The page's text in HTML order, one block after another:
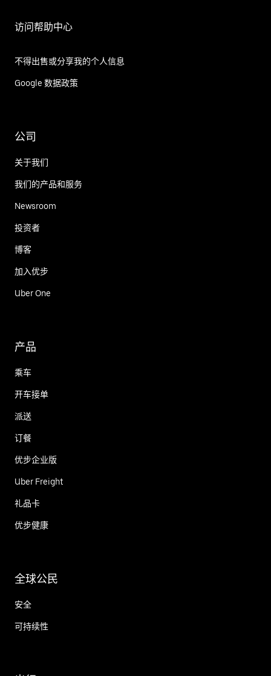
访问帮助中心
不得出售或分享我的个人信息
Google 数据政策
公司
关于我们
我们的产品和服务
Newsroom
投资者
博客
加入优步
Uber One
产品
乘车
开车接单
派送
订餐
优步企业版
Uber Freight
礼品卡
优步健康
全球公民
安全
可持续性